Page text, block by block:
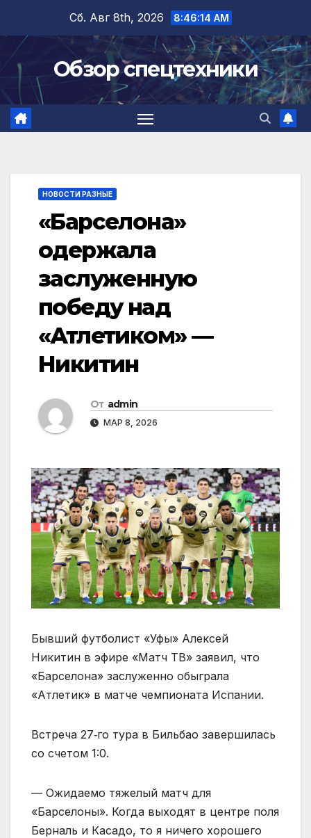
содержимому
Сб. Авг 8th, 2026 8:46:15 AM
Обзор спецтехники
НОВОСТИ РАЗНЫЕ
«Барселона»
одержала
заслуженную
победу над
«Атлетиком» —
Никитин
От admin
МАР 8, 2026
Бывший футболист «Уфы» Алексей
Никитин в эфире «Матч ТВ» заявил, что
«Барселона» заслуженно обыграла
«Атлетик» в матче чемпионата Испании.
Встреча 27‑го тура в Бильбао завершилась
со счетом 1:0.
— Ожидаемо тяжелый матч для
«Барселоны». Когда выходят в центре поля
Берналь и Касадо, то я ничего хорошего